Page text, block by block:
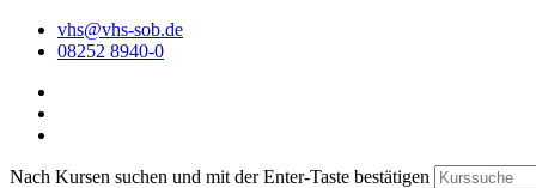
vhs@vhs-sob.de
08252 8940-0
Nach Kursen suchen und mit der Enter-Taste bestätigen